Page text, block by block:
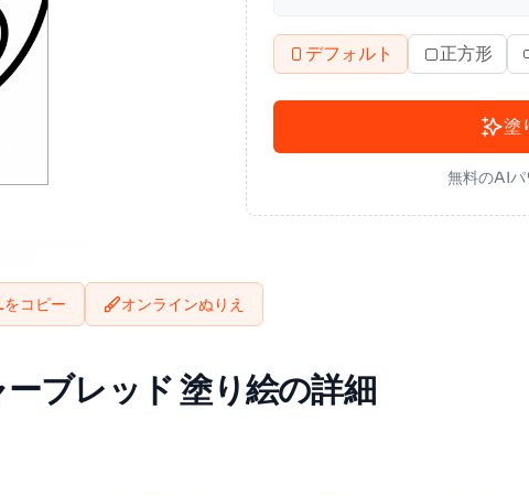
デフォルト 正方形
塗
無料のAIパ
をコピー オンラインぬりえ
ブレッド 塗り絵の詳細